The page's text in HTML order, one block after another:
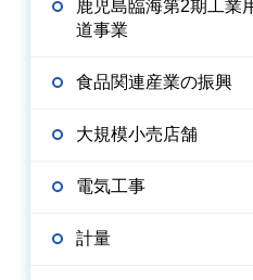
鹿児島臨海第2期工業
道事業
食品関連産業の振興
大規模小売店舗
電気工事
計量